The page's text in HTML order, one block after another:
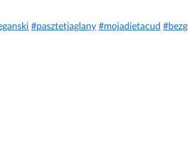
#pasztetjaglany #mojadietacud #